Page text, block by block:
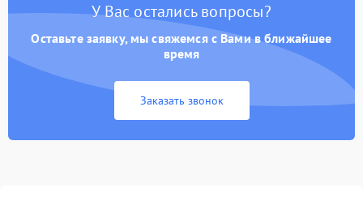
У Вас остались вопросы?
Оставьте заявку, мы свяжемся с Вами в ближайшее
время
Заказать звонок